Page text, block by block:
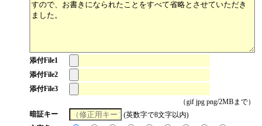
添付File1
添付File2
添付File3
（gif jpg png/2MBまで）
暗証キー
(英数字で8文字以内)